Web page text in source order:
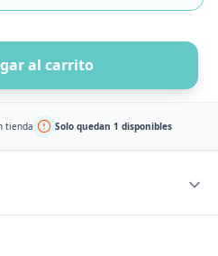
al carrito
tienda Solo quedan 1 disponibles